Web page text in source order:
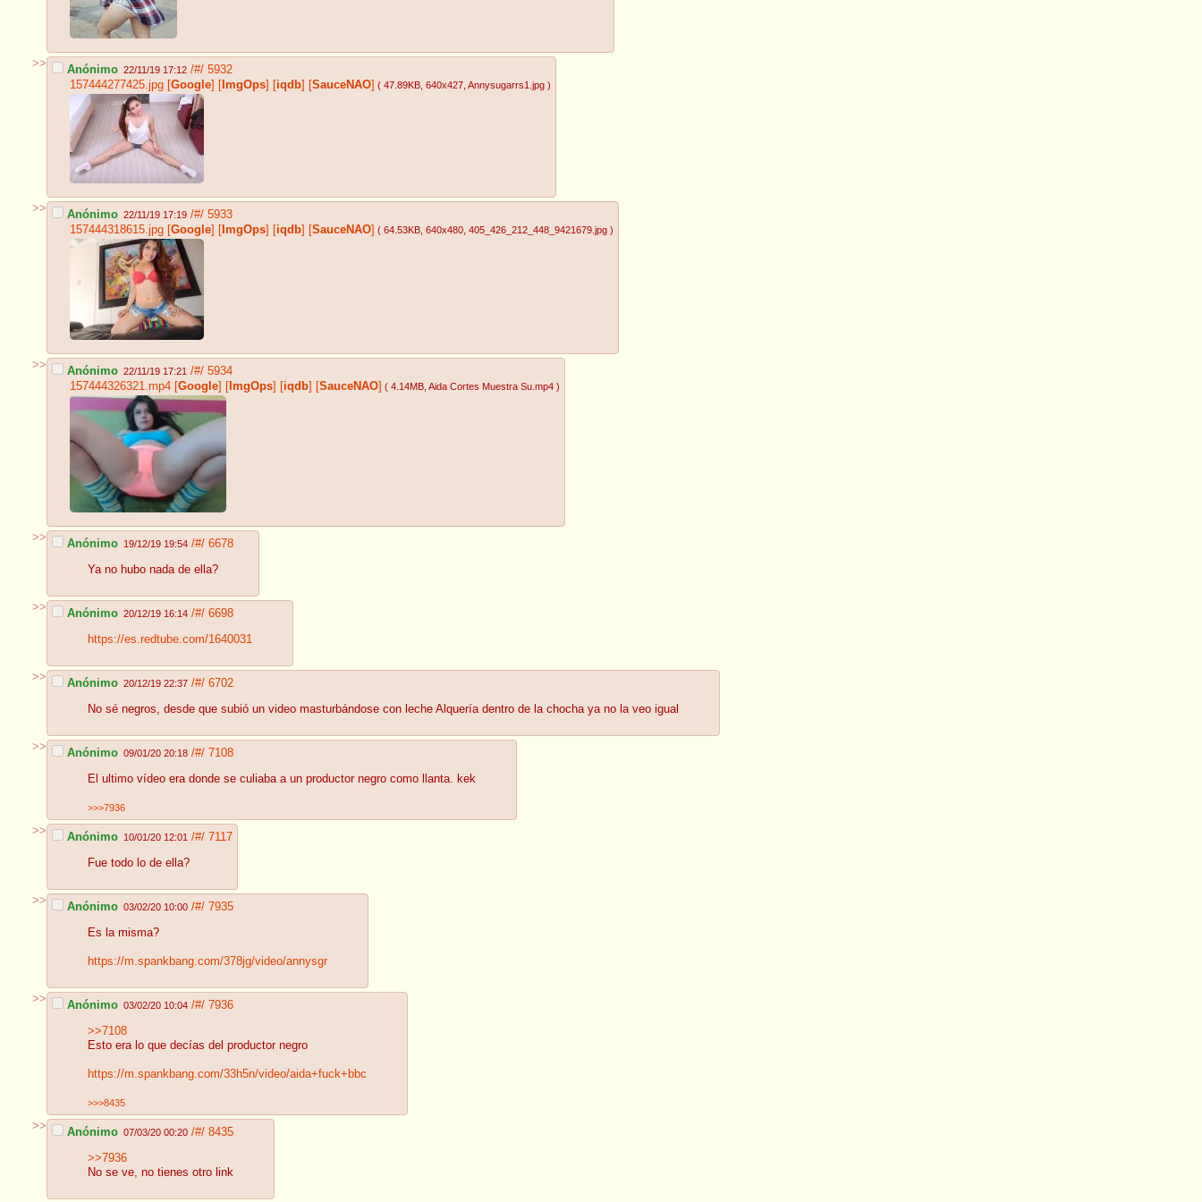
>> Anónimo 22/11/19 17:12 /#/ 5932
157444277425.jpg [Google] [ ImgOps] [iqdb] [SauceNAO] ( 47.89KB , 640x427 , Annysugarrs1.jpg )
>> Anónimo 22/11/19 17:19 /#/ 5933
157444318615.jpg [Google] [ ImgOps] [iqdb] [SauceNAO] ( 64.53KB , 640x480 , 405_426_212_448_9421679.jpg )
>> Anónimo 22/11/19 17:21 /#/ 5934
157444326321.mp4 [Google] [ ImgOps] [iqdb] [SauceNAO] ( 4.14MB , Aida Cortes Muestra Su.mp4 )
>> Anónimo 19/12/19 19:54 /#/ 6678
Ya no hubo nada de ella?
>> Anónimo 20/12/19 16:14 /#/ 6698
https://es.redtube.com/1640031
>> Anónimo 20/12/19 22:37 /#/ 6702
No sé negros, desde que subió un video masturbándose con leche Alquería dentro de la chocha ya no la veo igual
>> Anónimo 09/01/20 20:18 /#/ 7108
El ultimo vídeo era donde se culiaba a un productor negro como llanta. kek
>>>7936
>> Anónimo 10/01/20 12:01 /#/ 7117
Fue todo lo de ella?
>> Anónimo 03/02/20 10:00 /#/ 7935
Es la misma?
https://m.spankbang.com/378jg/video/annysgr
>> Anónimo 03/02/20 10:04 /#/ 7936
>>7108
Esto era lo que decías del productor negro
https://m.spankbang.com/33h5n/video/aida+fuck+bbc
>>>8435
>> Anónimo 07/03/20 00:20 /#/ 8435
>>7936
No se ve, no tienes otro link